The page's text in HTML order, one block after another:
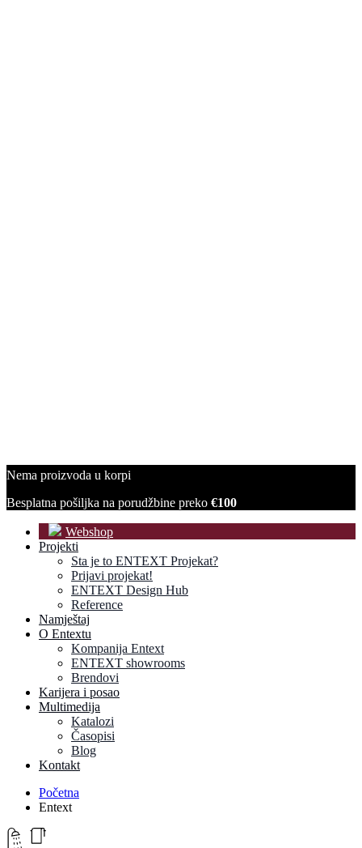
Nema proizvoda u korpi
Besplatna pošiljka na porudžbine preko €100
Webshop
Projekti
Sta je to ENTEXT Projekat?
Prijavi projekat!
ENTEXT Design Hub
Reference
Namještaj
O Entextu
Kompanija Entext
ENTEXT showrooms
Brendovi
Karijera i posao
Multimedija
Katalozi
Časopisi
Blog
Kontakt
Početna
Entext